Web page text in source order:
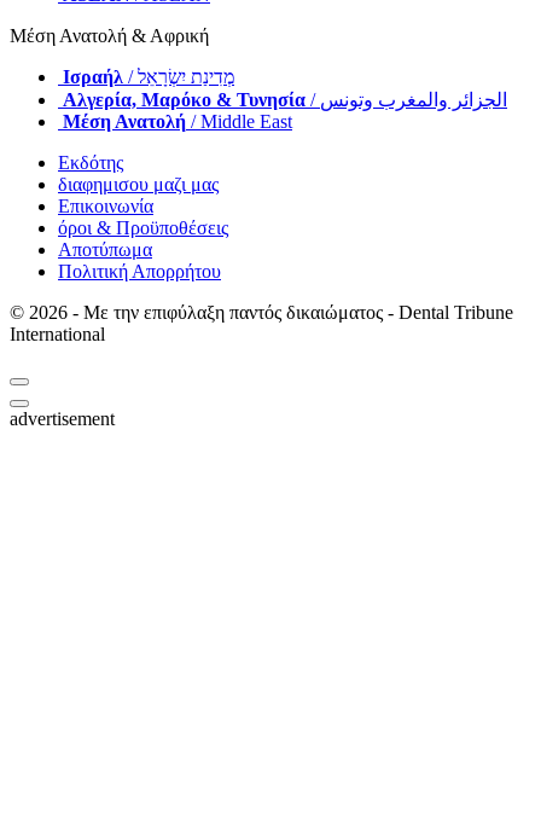
Μέση Ανατολή & Αφρική
Ισραήλ
/ מְדִינַת יִשְׂרָאֵל
Αλγερία, Μαρόκο & Τυνησία
/ الجزائر والمغرب وتونس
Μέση Ανατολή / Middle East
Εκδότης
διαφημισου μαζι μας
Επικοινωνία
όροι & Προϋποθέσεις
Αποτύπωμα
Πολιτική Απορρήτου
© 2026 - Με την επιφύλαξη παντός δικαιώματος - Dental Tribune
International
advertisement